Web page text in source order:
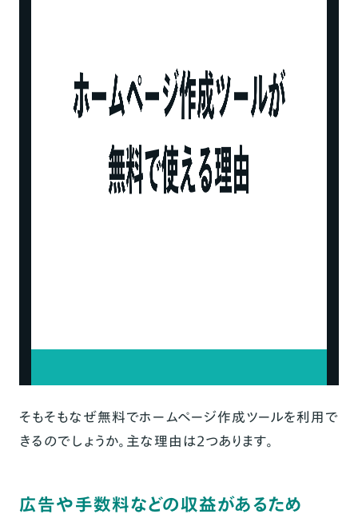
そもそもなぜ無料でホームページ作成ツールを利用で
きるのでしょうか。主な理由は2つあります。
広告や手数料などの収益があるため